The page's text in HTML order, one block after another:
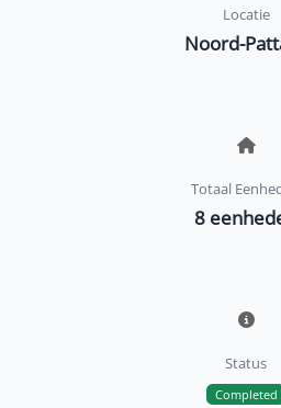
Locatie
Noord-
Totaal
8
Status
Completed